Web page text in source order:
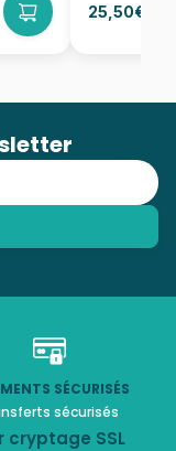
25,50€
SÉCURISÉS
sécurisés
cryptage SSL